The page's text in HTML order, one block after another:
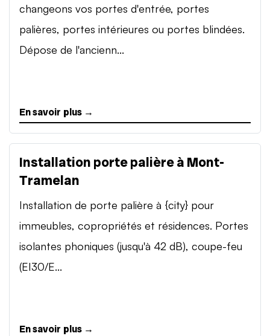
changeons vos portes d'entrée, portes
palières, portes intérieures ou portes blindées.
Dépose de l'ancienn...
En savoir plus →
Installation porte palière à Mont-
Tramelan
Installation de porte palière à {city} pour
immeubles, copropriétés et résidences. Portes
isolantes phoniques (jusqu'à 42 dB), coupe-feu
(EI30/E...
En savoir plus →